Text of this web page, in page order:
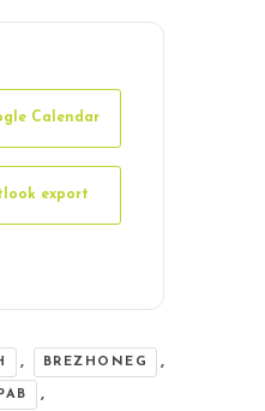
Calendar
export
, BREZHONEG ,
,